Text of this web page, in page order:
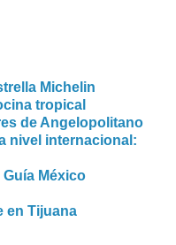
Michelin
tropical
de Angelopolitano
nivel internacional:
México
en Tijuana